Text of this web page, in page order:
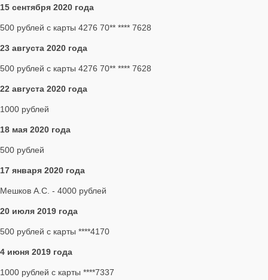
15 сентября 2020 года
500 рублей с карты 4276 70** **** 7628
23 августа 2020 года
500 рублей с карты 4276 70** **** 7628
22 августа 2020 года
1000 рублей
18 мая 2020 года
500 рублей
17 января 2020 года
Мешков А.С. - 4000 рублей
20 июля 2019 года
500 рублей с карты ****4170
4 июня 2019 года
1000 рублей с карты ****7337